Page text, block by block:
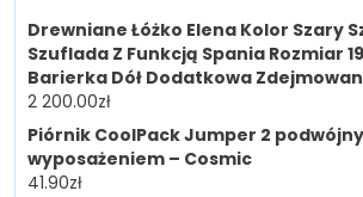
Drewniane Łóżko Elena Kolor Szary
Szuflada Z Funkcją Spania Rozmiar
Barierka Dół Dodatkowa
2 200.00zł
Piórnik CoolPack Jumper 2
wyposażeniem – Cosmic
41.90zł